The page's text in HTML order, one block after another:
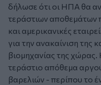
δήλωσε ότι οι ΗΠΑ θα
τεράστιων αποθεμάτων
και αμερικανικές
για την ανακαίνιση της
βιομηχανίας της χώρας.
τεράστιο απόθεμα
βαρελιών - περίπου το